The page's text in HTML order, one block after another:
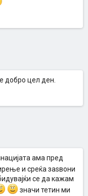
добро цел ден.
ама пред
и среќа заѕвони
се да кажам
значи тетин ми